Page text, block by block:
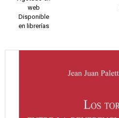
web
Disponible
en librerías